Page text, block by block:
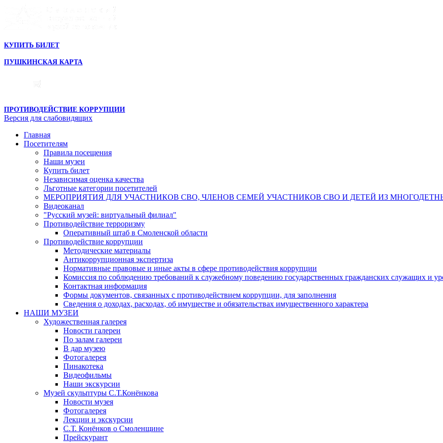
КУПИТЬ БИЛЕТ
ПУШКИНСКАЯ КАРТА
ПРОТИВОДЕЙСТВИЕ КОРРУПЦИИ
Версия для слабовидящих
Главная
Посетителям
Правила посещения
Наши музеи
Купить билет
Независимая оценка качества
Льготные категории посетителей
МЕРОПРИЯТИЯ ДЛЯ УЧАСТНИКОВ СВО, ЧЛЕНОВ СЕМЕЙ УЧАСТНИКОВ СВО И ДЕТЕЙ ИЗ
Видеоканал
"Русский музей: виртуальный филиал"
Противодействие терроризму
Оперативный штаб в Смоленской области
Противодействие коррупции
Методические материалы
Антикоррупционная экспертиза
Нормативные правовые и иные акты в сфере противодействия коррупции
Комиссия по соблюдению требований к служебному поведению государственных гражданских служащих и
Контактная информация
Формы документов, связанных с противодействием коррупции, для заполнения
Сведения о доходах, расходах, об имуществе и обязательствах имущественного характера
НАШИ МУЗЕИ
Художественная галерея
Новости галереи
По залам галереи
В дар музею
Фотогалерея
Пинакотека
Видеофильмы
Наши экскурсии
Музей скульптуры С.Т.Конёнкова
Новости музея
Фотогалерея
Лекции и экскурсии
С.Т. Конёнков о Смоленщине
Прейскурант